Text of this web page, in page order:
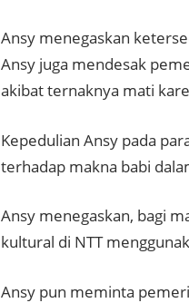
Ansy menegaskan
Ansy juga mendesak
akibat ternaknya mati
Kepedulian Ansy pada
terhadap makna babi
Ansy menegaskan, bagi
kultural di NTT
Ansy pun meminta